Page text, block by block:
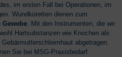
im ersten Fall bei Operationen, im
Wundküretten dienen zum
. Mit den Instrumenten, die wir
Hartsubstanzen wie Knochen als
abgetragen.
Sie bei MSG-Praxisbedarf